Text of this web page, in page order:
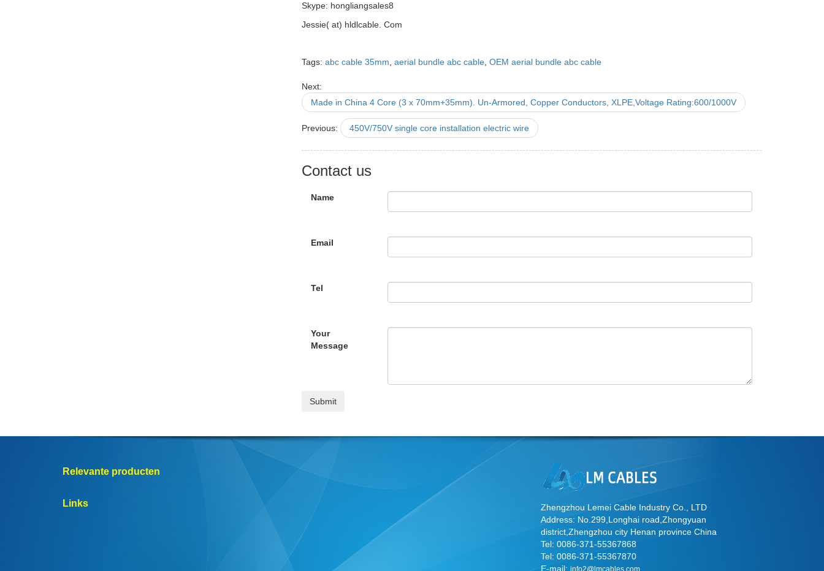
Skype: hongliangsales8
Jessie( at) hldlcable. Com
Tags: abc cable 35mm aerial bundle abc cable OEM aerial bundle abc cable
Next:
Made in China 4 Core (3 x 70mm+35mm). Un-Armored, Copper Conductors, XLPE,Voltage Rating:600/1000V
Previous: 450V/750V single core installation electric wire
Contact us
Name
Email
Tel
Your
Message
Relevante producten
Links
Zhengzhou Lemei Cable Industry Co., LTD
Address: No.299,Longhai road,Zhongyuan
district,Zhengzhou city Henan province China
Tel: 0086-371-55367868
Tel: 0086-371-55367870
E-mail: info2@lmcables.com